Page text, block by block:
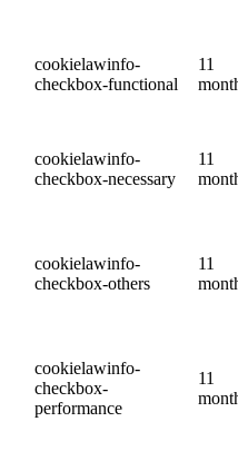
cookielawinfo-
checkbox-functional
11
cookielawinfo-
checkbox-necessary
11
cookielawinfo-
checkbox-others
11
cookielawinfo-
checkbox-
performance
11